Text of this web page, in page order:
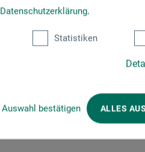
Datenschutzerklärung.
Statistiken
Auswahl bestätigen ALLES